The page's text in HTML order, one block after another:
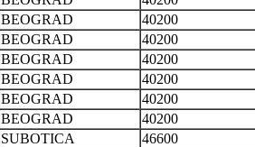
BEOGRAD 40200
BEOGRAD 40200
BEOGRAD 40200
BEOGRAD 40200
BEOGRAD 40200
BEOGRAD 40200
SUBOTICA 46600